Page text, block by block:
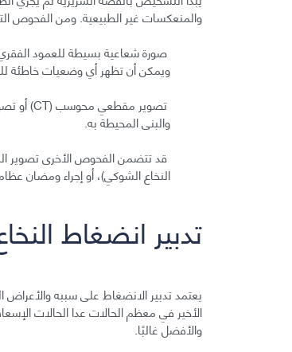
والمنعكسات غير الطبيعية. ومن الفحوص
صورة شعاعية بسيطة للعمود
ويمكن أن تظهر أي وضعيات خاطئة
والبنى المحيطة به.
النخاع الشوكي)، أو إجراء ومضان
تدبير انضغاط
يعتمد تدبير الانضغاط على سببه والأعراض
الأخير في معظم الحالات عدا الحالات
والأفضل غالبًا.